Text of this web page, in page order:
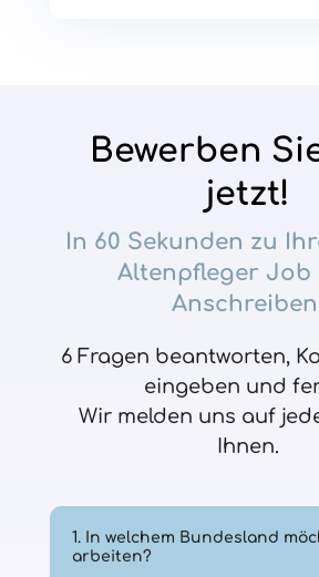
Bewerben
jetzt!
In 60 Sekunden zu
Altenpfleger Job
6 Fragen beantworten,
eingeben und
Wir melden uns auf
Ihnen.
1. In welchem Bundesland
arbeiten?